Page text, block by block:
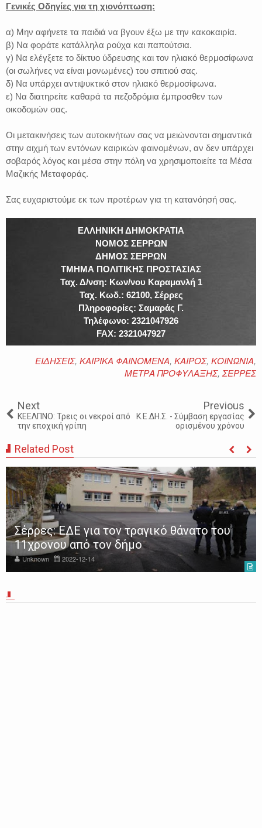
Γενικές Οδηγίες για τη χιονόπτωση:
α) Μην αφήνετε τα παιδιά να βγουν έξω με την κακοκαιρία.
β) Να φοράτε κατάλληλα ρούχα και παπούτσια.
γ) Να ελέγξετε το δίκτυο ύδρευσης και τον ηλιακό θερμοσίφωνα
(οι σωλήνες να είναι μονωμένες) του σπιτιού σας.
δ) Να υπάρχει αντιψυκτικό στον ηλιακό θερμοσίφωνα.
ε) Να διατηρείτε καθαρά τα πεζοδρόμια έμπροσθεν των
οικοδομών σας.
Οι μετακινήσεις των αυτοκινήτων σας να μειώνονται σημαντικά
στην αιχμή των εντόνων καιρικών φαινομένων, αν δεν υπάρχει
σοβαρός λόγος και μέσα στην πόλη να χρησιμοποιείτε τα Μέσα
Μαζικής Μεταφοράς.
Σας ευχαριστούμε εκ των προτέρων για τη κατανόησή σας.
ΕΛΛΗΝΙΚΗ ΔΗΜΟΚΡΑΤΙΑ
ΝΟΜΟΣ ΣΕΡΡΩΝ
ΔΗΜΟΣ ΣΕΡΡΩΝ
ΤΜΗΜΑ ΠΟΛΙΤΙΚΗΣ ΠΡΟΣΤΑΣΙΑΣ
Ταχ. Δ/νση: Κων/νου Καραμανλή 1
Ταχ. Κωδ.: 62100, Σέρρες
Πληροφορίες: Σαμαράς Γ.
Τηλέφωνο: 2321047926
FAX: 2321047927
ΕΙΔΗΣΕΙΣ, ΚΑΙΡΙΚΑ ΦΑΙΝΟΜΕΝΑ, ΚΑΙΡΟΣ, ΚΟΙΝΩΝΙΑ,
ΜΕΤΡΑ ΠΡΟΦΥΛΑΞΗΣ, ΣΕΡΡΕΣ
Next
ΚΕΕΛΠΝΟ: Τρεις οι νεκροί από
την εποχική γρίπη
Previous
Κ.Ε.ΔΗ.Σ. - Σύμβαση εργασίας
ορισμένου χρόνου
Related Post
Σέρρες: ΕΔΕ για τον τραγικό θάνατο του
11χρονου από τον δήμο
Unknown 2022-12-14